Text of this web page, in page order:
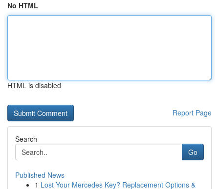
No HTML
HTML is disabled
Report Page
Search
Go
Published News
1 Lost Your Mercedes Key? Replacement Options &